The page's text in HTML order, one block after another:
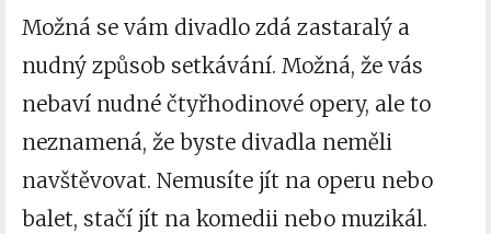
Možná se vám divadlo zdá zastaralý a
nudný způsob setkávání. Možná, že vás
nebaví nudné čtyřhodinové opery, ale to
neznamená, že byste divadla neměli
navštěvovat. Nemusíte jít na operu nebo
balet, stačí jít na komedii nebo muzikál.